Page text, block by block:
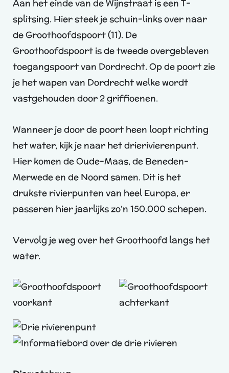
Aan het einde van de Wijnstraat is een T-
splitsing. Hier steek je schuin-links over naar
de Groothoofdspoort (11). De
Groothoofdspoort is de tweede overgebleven
toegangspoort van Dordrecht. Op de poort zie
je het wapen van Dordrecht welke wordt
vastgehouden door 2 griffioenen.
Wanneer je door de poort heen loopt richting
het water, kijk je naar het drierivierenpunt.
Hier komen de Oude-Maas, de Beneden-
Merwede en de Noord samen. Dit is het
drukste rivierpunten van heel Europa, er
passeren hier jaarlijks zo’n 150.000 schepen.
Vervolg je weg over het Groothoofd langs het
water.